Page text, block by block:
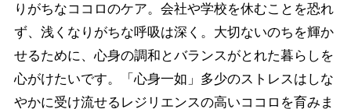
りがちなココロのケア。会社や学校を休むことを恐れ
ず、浅くなりがちな呼吸は深く。大切ないのちを輝か
せるために、心身の調和とバランスがとれた暮らしを
心がけたいです。「心身一如」多少のストレスはしな
やかに受け流せるレジリエンスの高いココロを育みま